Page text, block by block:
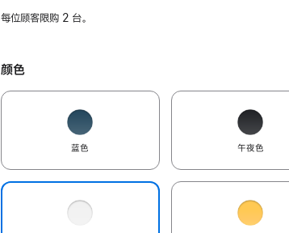
每位顾客限购 2 台。
颜色
蓝色 午夜色